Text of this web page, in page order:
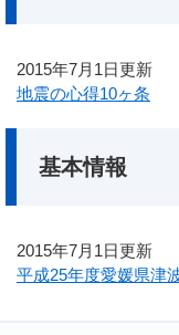
2015年7月1日更新
地震の心得10ヶ条
基本情報
2015年7月1日更新
平成25年度愛媛県津